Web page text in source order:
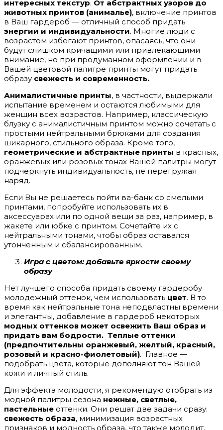
интересных текстур. От абстрактных узоров до
животных принтов (анималье), включение принтов
в Ваш гардероб — отличный способ придать
энергии и индивидуальности. Многие люди с
возрастом избегают принтов, опасаясь, что они
будут слишком кричащими или привлекающими
внимание, но при продуманном оформлении и в
Вашей цветовой палитре принты могут придать
образу свежесть и современность.
Анималистичные принты, в частности, выдержали
испытание временем и остаются любимыми для
женщин всех возрастов. Например, классическую
блузку с анималистичным принтом можно сочетать с
простыми нейтральными брюками для создания
шикарного, стильного образа. Кроме того,
геометрические и абстрактные принты в красных,
оранжевых или розовых тонах Вашей палитры могут
подчеркнуть индивидуальность, не перегружая
наряд.
Если Вы не решаетесь пойти ва-банк со смелыми
принтами, попробуйте использовать их в
аксессуарах или по одной вещи за раз, например, в
жакете или юбке с принтом. Сочетайте их с
нейтральными тонами, чтобы образ оставался
утонченным и сбалансированным.
Игра с цветом: добавьте яркости своему
образу
Нет лучшего способа придать своему гардеробу
молодежный оттенок, чем использовать цвет. В то
время как нейтральные тона неподвластны времени
и элегантны, добавление в гардероб некоторых
модных оттенков может освежить Ваш образ и
придать вам бодрости. Теплые оттенки
(предпочтительны оранжевый, желтый, красный,
розовый и красно-фиолетовый). Главное —
подобрать цвета, которые дополняют тон Вашей
кожи и личный стиль.
Для эффекта молодости, я рекомендую отобрать из
модной палитры сезона нежные, светлые,
пастельные оттенки. Они решат две задачи сразу:
свежесть образа, минимизация возрастных
признаков и модность образа, что также молодит.